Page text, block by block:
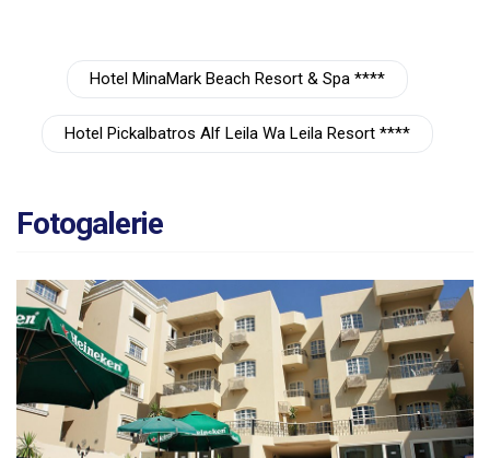
Hotel MinaMark Beach Resort & Spa ****
Hotel Pickalbatros Alf Leila Wa Leila Resort ****
Fotogalerie